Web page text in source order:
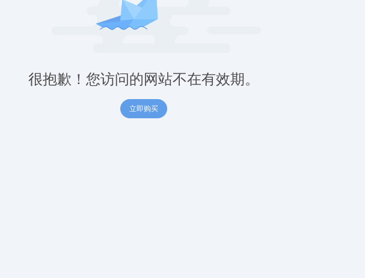
很抱歉！您访问的网站不在有效期。
立即购买